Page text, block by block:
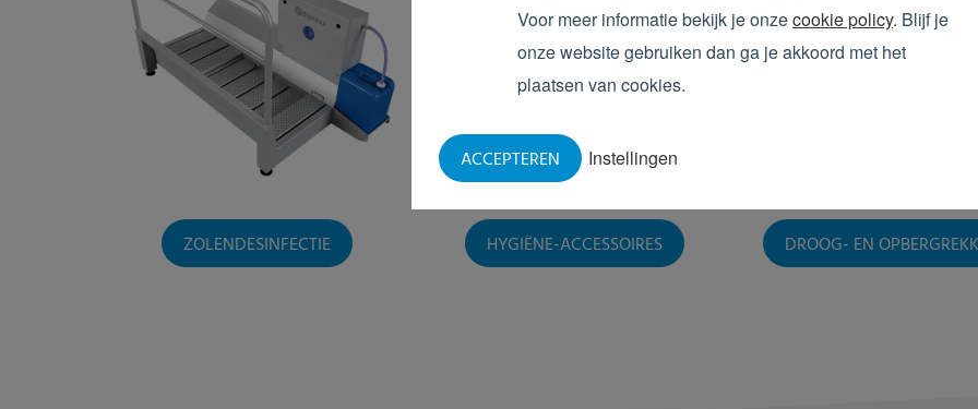
Voor meer informatie bekijk je onzecookie policy. Blijf je
onze website gebruiken dan ga je akkoord met het
plaatsen van cookies.
Instellingen
ACCEPTEREN
ZOLENDESINFECTIE HYGIËNE-ACCESSOIRES DROOG- EN